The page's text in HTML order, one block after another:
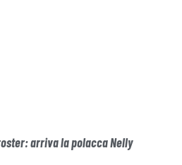
arriva la polacca Nelly